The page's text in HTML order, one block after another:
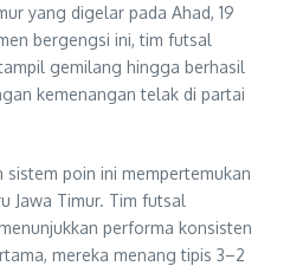
yang digelar pada Ahad, 19
bergengsi ini, tim futsal
gemilang hingga berhasil
kemenangan telak di partai
sistem poin ini mempertemukan
Jawa Timur. Tim futsal
performa konsisten
mereka menang tipis 3–2